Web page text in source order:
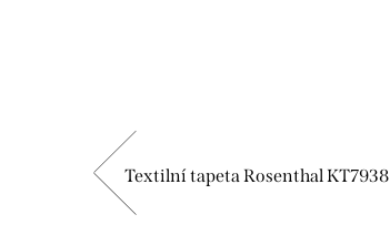
Textilní tapeta Rosenthal KT7938